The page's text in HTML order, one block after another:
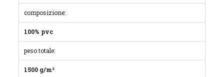
composizione:
100% pvc
peso totale:
1500 g/m²